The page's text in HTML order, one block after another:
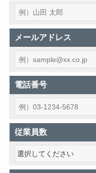
メールアドレス
電話番号
従業員数